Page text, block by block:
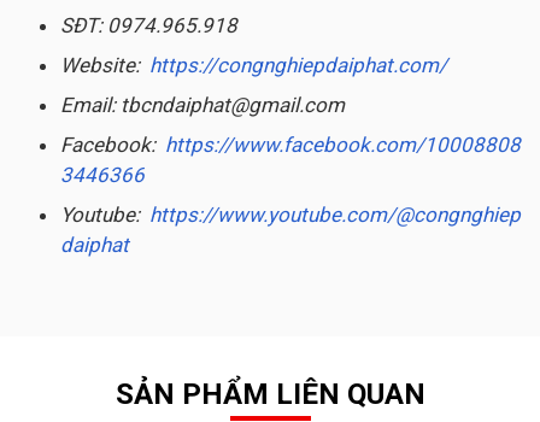
SĐT: 0974.965.918
Website: https://congnghiepdaiphat.com/
Email: tbcndaiphat@gmail.com
Facebook: https://www.facebook.com/10008808
3446366
Youtube: https://www.youtube.com/@congnghiep
daiphat
SẢN PHẨM LIÊN QUAN